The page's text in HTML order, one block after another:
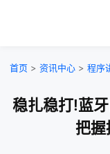
首页 > 资讯中心 > 程序
稳扎稳打!蓝
把握